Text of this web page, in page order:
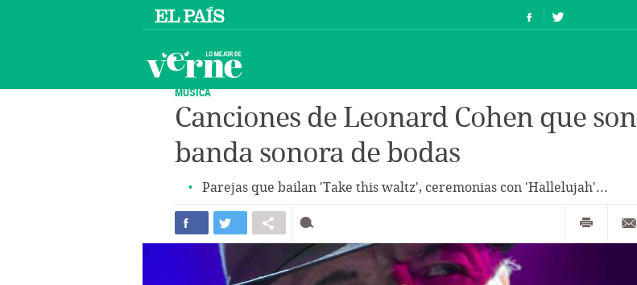
MÚSICA
Canciones de Leonard Cohen que son
banda sonora de bodas
Parejas que bailan 'Take this waltz', ceremonias con 'Hallelujah'...